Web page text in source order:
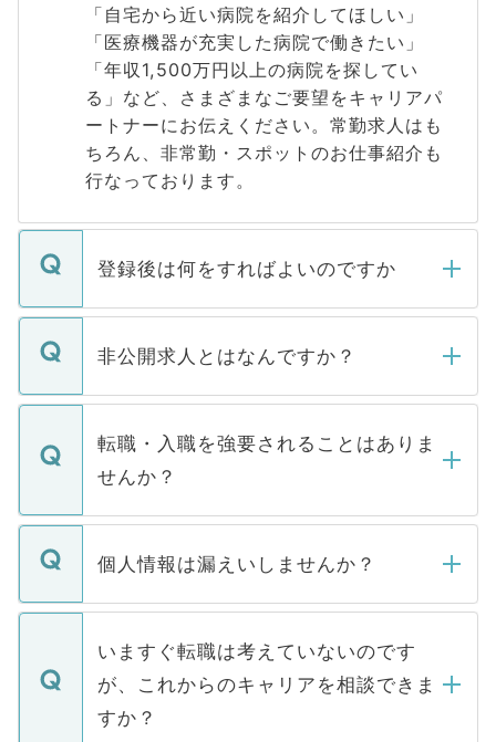
「自宅から近い病院を紹介してほしい」
「医療機器が充実した病院で働きたい」
「年収1,500万円以上の病院を探してい
る」など、さまざまなご要望をキャリアパ
ートナーにお伝えください。常勤求人はも
ちろん、非常勤・スポットのお仕事紹介も
行なっております。
登録後は何をすればよいのですか
ご登録いただきましたら、弊社担当者がご
登録内容を確認し、その後メールもしくは
ます。通常、5営業日以内にはご連絡をせて
いただきますので、しばらくお待ちくださ
非公開求人とはなんですか？
マイナビDOCTORで取り扱っている求人の
うち約3割は、Webサイトからご覧いただ
けない「非公開求人」です。非公開求人は
下記の理由によって、一般には公開してい
ません。
■応募殺到を避けるため 人気のある医療機
関を公にしてしまうと、応募が殺到する場
に、医療機関が求める条件に合った人材の
みを人材紹介会社に依頼するケースが増え
ています。
転職・入職を強要されることはありま
せんか？
転職・入職を強要することは一切ありませ
ん。また、仮に応募先から内定をいただい
定を承諾する必要はありません。内定先へ
の辞退の連絡はキャリアパートナーが行い
個人情報は漏えいしませんか？
個人情報が漏えいすることはありませんの
で、ご安心ください。当サイトからの登録
などで収集したご登録者様の個人情報は、
ご本人のキャリアアップおよび転職活動の
支援を目的に使用いたします。お預かりし
いますぐ転職は考えていないのです
が、これからのキャリアを相談できま
すか？